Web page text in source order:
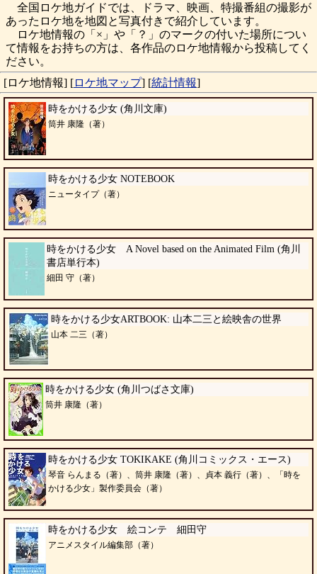
全国ロケ地ガイドでは、ドラマ、映画、特撮番組の撮影が
あったロケ地を地図と写真付きで紹介しています。
ロケ地情報の「×」や「？」のマークの付いた場所につい
て情報をお持ちの方は、各作品のロケ地情報から投稿してく
ださい。
[ロケ地情報] [ロケ地マップ] [統計情報]
時をかける少女 (角川文庫)
筒井 康隆（著）
時をかける少女 NOTEBOOK
ニュータイプ（著）
時をかける少女 A Novel based on the Animated Film (角川
書店単行本)
細田 守（著）
時をかける少女ARTBOOK: 山本二三と絵映舎の世界
山本 二三（著）
時をかける少女 (角川つばさ文庫)
筒井 康隆（著）
時をかける少女 TOKIKAKE (角川コミックス・エース)
琴音 らんまる（著）、筒井 康隆（著）、貞本 義行（著）、「時を
かける少女」製作委員会（著）
時をかける少女 絵コンテ 細田守
アニメスタイル編集部（著）